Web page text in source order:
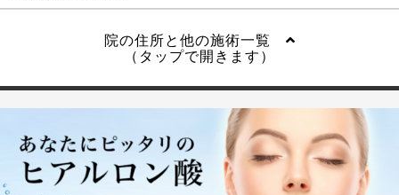
院の住所と他の施術一覧
（タップで開きます）